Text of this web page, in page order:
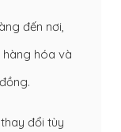
đến nơi,
hóa và
đổi tùy